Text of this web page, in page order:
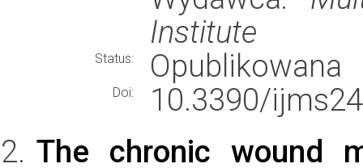
Institute
Status: Opublikowana
Doi:
10.3390/
The chronic wound